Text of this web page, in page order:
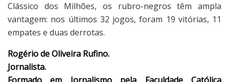
Clássico dos Milhões, os rubro-negros têm ampla
vantagem: nos últimos 32 jogos, foram 19 vitórias, 11
empates e duas derrotas.
Rogério de Oliveira Rufino.
Jornalista.